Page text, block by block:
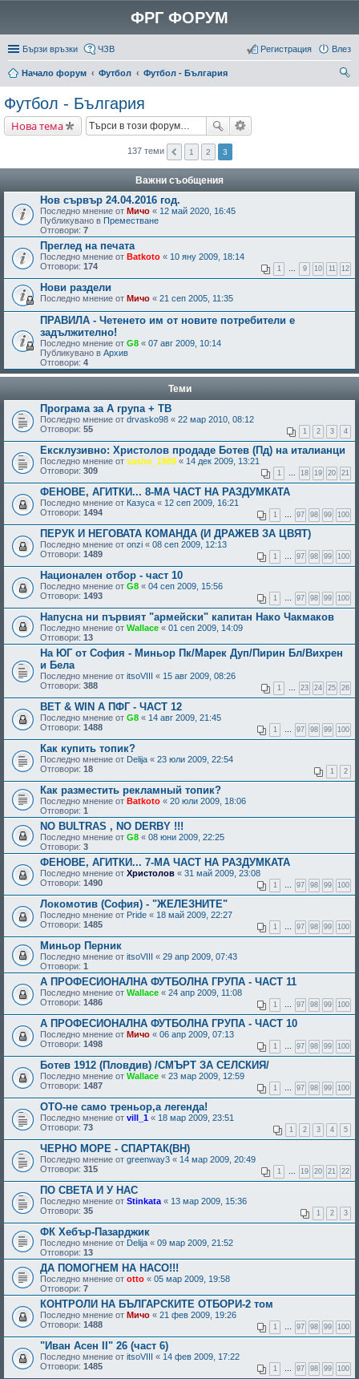
ФРГ ФОРУМ
Бързи връзки ЧЗВ Влез
Регистрация
Начало форум Футбол
Футбол - България
Футбол - България
Нова тема
137 теми 1 2 3
Важни съобщения
Нов сървър 24.04.2016 год.
Последно мнение от Мичо « 12 май 2020, 16:45
Публикувано в Преместване
Отговори: 7
Преглед на печата
Последно мнение от Batkoto « 10 яну 2009, 18:14
Отговори: 174 1 … 9 10 11 12
Нови раздели
Последно мнение от Мичо « 21 сеп 2005, 11:35
ПРАВИЛА - Четенето им от новите потребители е
задължително!
Последно мнение от G8 « 07 авг 2009, 10:14
Публикувано в Архив
Отговори: 4
Теми
Програма за А група + ТВ
Последно мнение от drvasko98 « 22 мар 2010, 08:12
Отговори: 55 1 2 3 4
Ексклузивно: Христолов продаде Ботев (Пд) на италианци
Последно мнение от sasho_1989 « 14 дек 2009, 13:21
Отговори: 309 1 … 18 19 20 21
ФЕНОВЕ, АГИТКИ... 8-МА ЧАСТ НА РАЗДУМКАТА
Последно мнение от Казуса « 12 сеп 2009, 16:21
Отговори: 1494 1 … 97 98 99 100
ПЕРУК И НЕГОВАТА КОМАНДА (И ДРАЖЕВ ЗА ЦВЯТ)
Последно мнение от onzi « 08 сеп 2009, 12:13
Отговори: 1489 1 … 97 98 99 100
Национален отбор - част 10
Последно мнение от G8 « 04 сеп 2009, 15:56
Отговори: 1493 1 … 97 98 99 100
Напусна ни първият "армейски" капитан Нако Чакмаков
Последно мнение от Wallace « 01 сеп 2009, 14:09
Отговори: 13
На ЮГ от София - Миньор Пк/Марек Дуп/Пирин Бл/Вихрен
и Бела
Последно мнение от itsoVIII « 15 авг 2009, 08:26
Отговори: 388 1 … 23 24 25 26
BET & WIN А ПФГ - ЧАСТ 12
Последно мнение от G8 « 14 авг 2009, 21:45
Отговори: 1488 1 … 97 98 99 100
Как купить топик?
Последно мнение от Delija « 23 юли 2009, 22:54
Отговори: 18 1 2
Как разместить рекламный топик?
Последно мнение от Batkoto « 20 юли 2009, 18:06
Отговори: 1
NO BULTRAS , NO DERBY !!!
Последно мнение от G8 « 08 юни 2009, 22:25
Отговори: 3
ФЕНОВЕ, АГИТКИ... 7-МА ЧАСТ НА РАЗДУМКАТА
Последно мнение от Христолов « 31 май 2009, 23:08
Отговори: 1490 1 … 97 98 99 100
Локомотив (София) - "ЖЕЛЕЗНИТЕ"
Последно мнение от Pride « 18 май 2009, 22:27
Отговори: 1485 1 … 97 98 99 100
Миньор Перник
Последно мнение от itsoVIII « 29 апр 2009, 07:43
Отговори: 1
А ПРОФЕСИОНАЛНА ФУТБОЛНА ГРУПА - ЧАСТ 11
Последно мнение от Wallace « 24 апр 2009, 11:08
Отговори: 1486 1 … 97 98 99 100
А ПРОФЕСИОНАЛНА ФУТБОЛНА ГРУПА - ЧАСТ 10
Последно мнение от Мичо « 06 апр 2009, 07:13
Отговори: 1498 1 … 97 98 99 100
Ботев 1912 (Пловдив) /СМЪРТ ЗА СЕЛСКИЯ/
Последно мнение от Wallace « 23 мар 2009, 12:59
Отговори: 1487 1 … 97 98 99 100
ОТО-не само треньор,а легенда!
Последно мнение от vill_1 « 18 мар 2009, 23:51
Отговори: 73 1 2 3 4 5
ЧЕРНО МОРЕ - СПАРТАК(ВН)
Последно мнение от greenway3 « 14 мар 2009, 20:49
Отговори: 315 1 … 19 20 21 22
ПО СВЕТА И У НАС
Последно мнение от Stinkata « 13 мар 2009, 15:36
Отговори: 35 1 2 3
ФК Хебър-Пазарджик
Последно мнение от Delija « 09 мар 2009, 21:52
Отговори: 13
ДА ПОМОГНЕМ НА НАСО!!!
Последно мнение от otto « 05 мар 2009, 19:58
Отговори: 7
КОНТРОЛИ НА БЪЛГАРСКИТЕ ОТБОРИ-2 том
Последно мнение от Мичо « 21 фев 2009, 19:26
Отговори: 1488 1 … 97 98 99 100
"Иван Асен II" 26 (част 6)
Последно мнение от itsoVIII « 14 фев 2009, 17:22
Отговори: 1485 1 … 97 98 99 100